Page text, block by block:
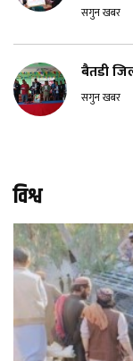
सगुन खबर
बैतडी
सगुन खबर
विश्व